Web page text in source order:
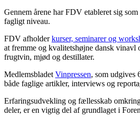
Gennem årene har FDV etableret sig
fagligt niveau.
FDV afholderkurser, seminarer og
at fremme og kvalitetshøjne dansk vinavl
frugtvin, mjød og destillater.
Medlemsbladet Vinpressen, som udgives
både faglige artikler, interviews og
Erfaringsudvekling og fællesskab
deler, er en vigtig del af grundlaget i